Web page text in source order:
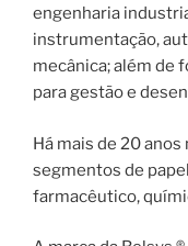
engenharia
instrumentação,
mecânica; além de
para gestão e
Há mais de 20
segmentos de
farmacêutico,